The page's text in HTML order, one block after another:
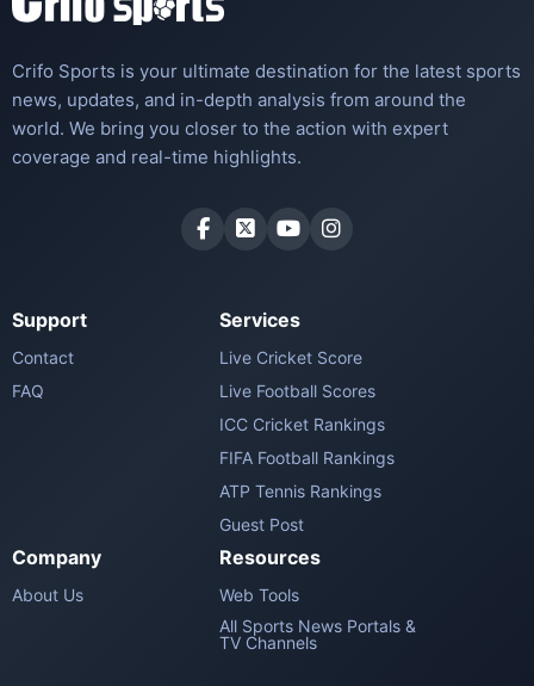
Crifo Sports is your ultimate destination for the latest sports
news, updates, and in-depth analysis from around the
world. We bring you closer to the action with expert
coverage and real-time highlights.
Support
Contact
FAQ
Services
Live Cricket Score
Live Football Scores
ICC Cricket Rankings
FIFA Football Rankings
ATP Tennis Rankings
Guest Post
Company
About Us
Resources
Web Tools
All Sports News Portals &
TV Channels